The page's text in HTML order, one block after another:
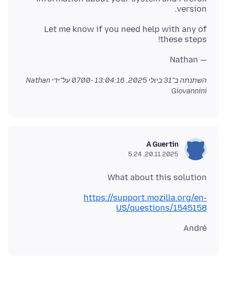
version.
Let me know if you need help with any of
these steps!
— Nathan
השתנתה ב־31 ביולי 2025, 13:04:16 -0700
על־ידי Nathan
Giovannini
A Guertin
20.11.2025, 5:24
What about this solution
https://support.mozilla.org/en-
US/questions/1545158
André